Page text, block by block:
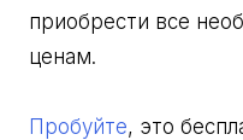
приобрести все
ценам.
Пробуйте, это